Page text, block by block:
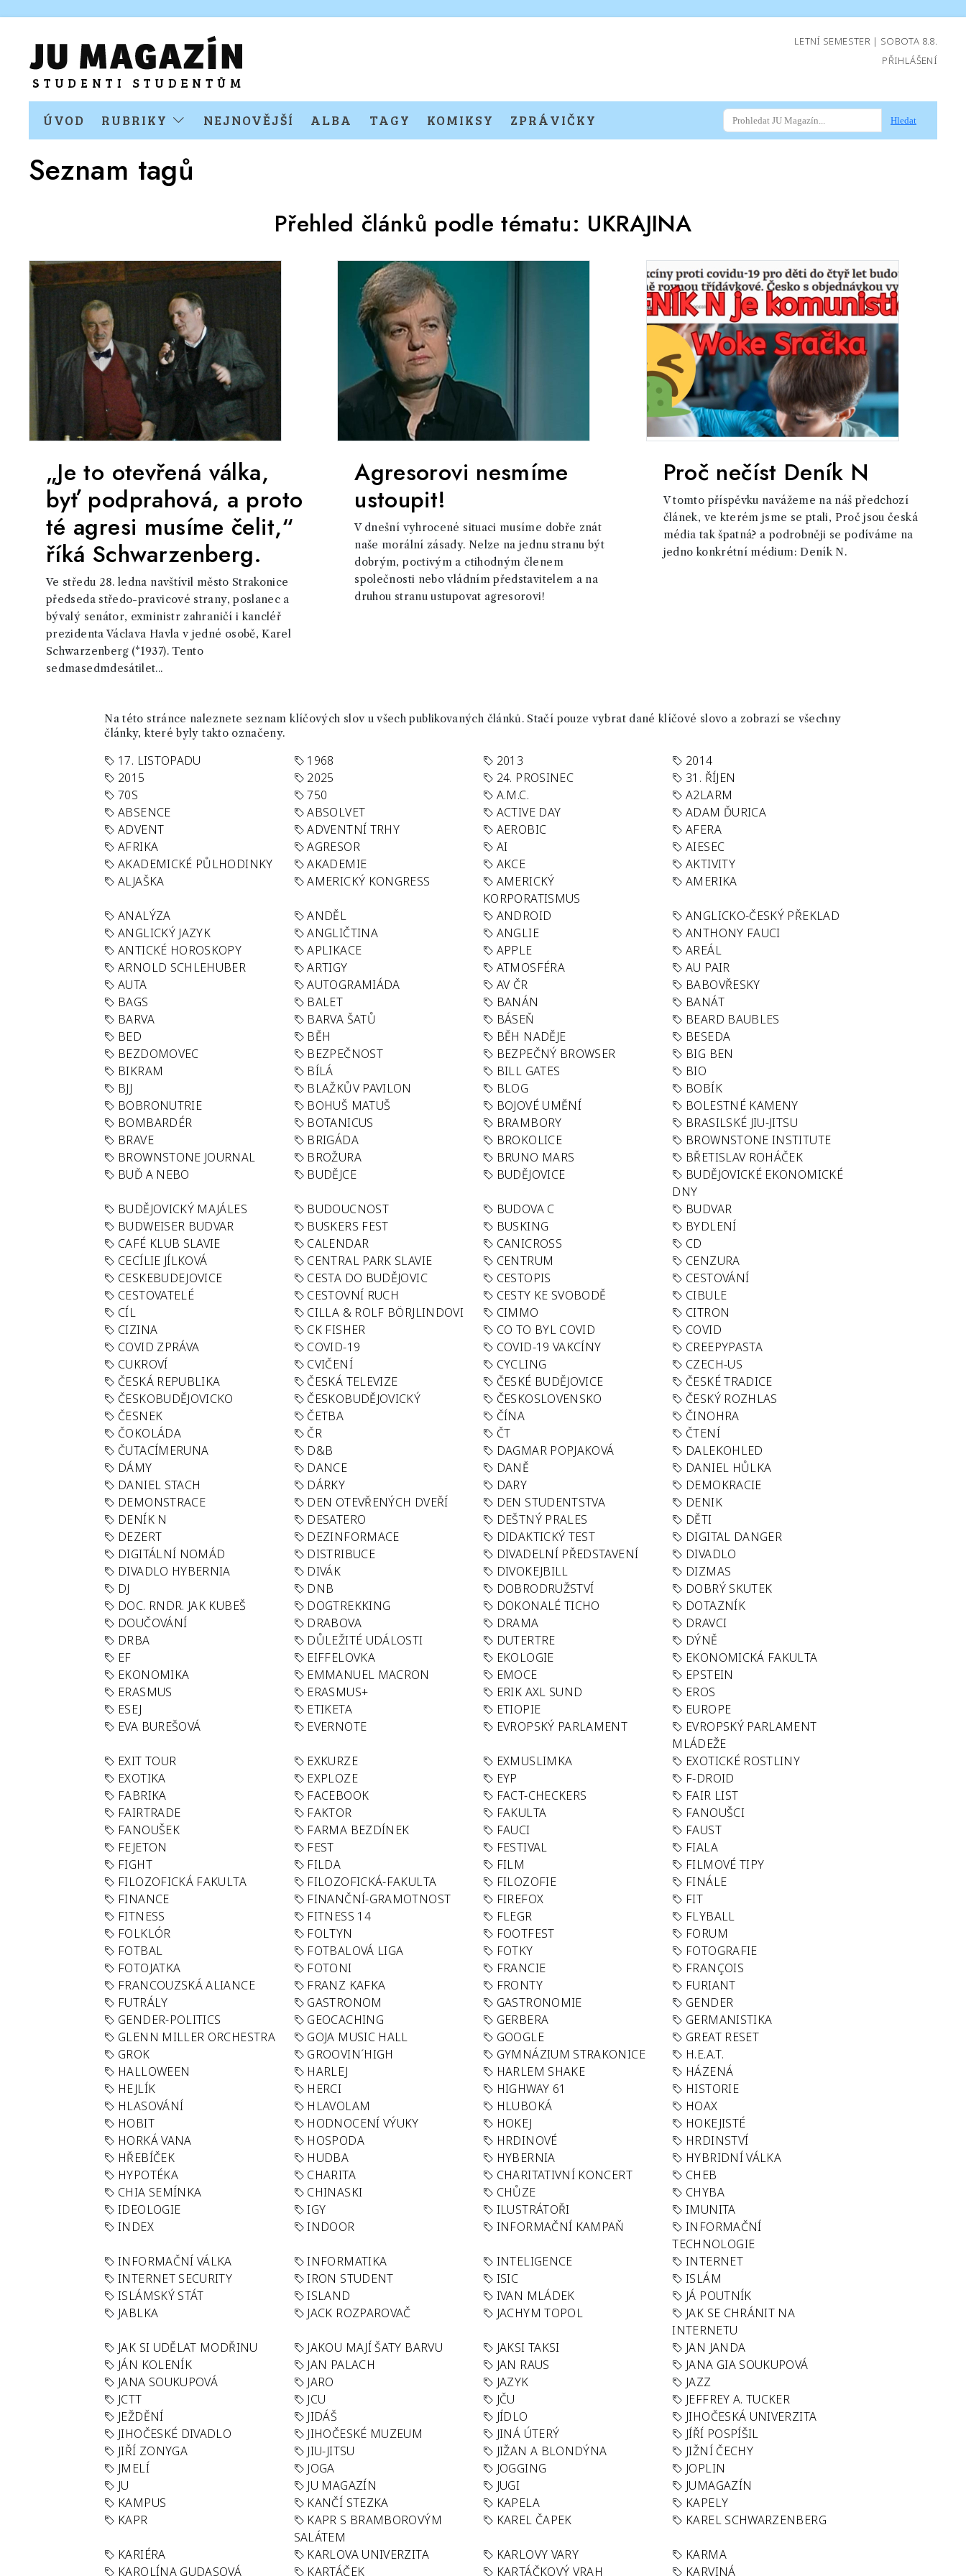
LETNÍ SEMESTER | SOBOTA 8.8.
PŘIHLÁŠENÍ
ÚVOD RUBRIKY NEJNOVĚJŠÍ ALBA TAGY KOMIKSY ZPRÁVIČKY Hledat
Seznam tagů
Přehled článků podle tématu: UKRAJINA
„Je to otevřená válka,
byť podprahová, a proto
té agresi musíme čelit,“
říká Schwarzenberg.
Ve středu 28. ledna navštívil město Strakonice
předseda středo-pravicové strany, poslanec a
bývalý senátor, exministr zahraničí i kancléř
prezidenta Václava Havla v jedné osobě, Karel
Schwarzenberg (*1937). Tento
sedmasedmdesátilet...
Agresorovi nesmíme
ustoupit!
V dnešní vyhrocené situaci musíme dobře znát
naše morální zásady. Nelze na jednu stranu být
dobrým, poctivým a ctihodným členem
společnosti nebo vládním představitelem a na
druhou stranu ustupovat agresorovi!
Proč nečíst Deník N
V tomto příspěvku navážeme na náš předchozí
článek, ve kterém jsme se ptali, Proč jsou česká
média tak špatná? a podrobněji se podíváme na
jedno konkrétní médium: Deník N.
Na této stránce naleznete seznam klíčových slov u všech publikovaných článků. Stačí pouze vybrat dané klíčové slovo a zobrazí se všechny
články, které byly takto označeny.
17. LISTOPADU 1968 2013
2014
2015
2025 24. PROSINEC
31. ŘÍJEN
70S
750 A.M.C.
A2LARM
ABSENCE
ABSOLVET ACTIVE DAY
ADAM ĎURICA
ADVENT
ADVENTNÍ TRHY AEROBIC
AFERA
AFRIKA
AGRESOR AI
AIESEC
AKADEMICKÉ PŮLHODINKY
AKADEMIE AKCE
AKTIVITY
ALJAŠKA
AMERICKÝ KONGRESS
AMERICKÝ
KORPORATISMUS
AMERIKA
ANALÝZA ANDĚL ANDROID
ANGLICKO-ČESKÝ PŘEKLAD
ANGLICKÝ JAZYK
ANGLIČTINA ANGLIE
ANTHONY FAUCI
ANTICKÉ HOROSKOPY
APLIKACE APPLE
AREÁL
ARNOLD SCHLEHUBER
ARTIGY ATMOSFÉRA
AU PAIR
AUTA
AUTOGRAMIÁDA AV ČR
BABOVŘESKY
BAGS
BALET BANÁN
BANÁT
BARVA
BARVA ŠATŮ BÁSEŇ
BEARD BAUBLES
BED
BĚH BĚH NADĚJE
BESEDA
BEZDOMOVEC
BEZPEČNOST BEZPEČNÝ BROWSER
BIG BEN
BIKRAM
BÍLÁ BILL GATES
BIO
BJJ
BLAŽKŮV PAVILON BLOG
BOBÍK
BOBRONUTRIE
BOHUŠ MATUŠ BOJOVÉ UMĚNÍ
BOLESTNÉ KAMENY
BOMBARDÉR
BOTANICUS BRAMBORY
BRASILSKÉ JIU-JITSU
BRAVE
BRIGÁDA BROKOLICE
BROWNSTONE INSTITUTE
BROWNSTONE JOURNAL
BROŽURA BRUNO MARS
BŘETISLAV ROHÁČEK
BUĎ A NEBO
BUDĚJCE BUDĚJOVICE
BUDĚJOVICKÉ EKONOMICKÉ
DNY
BUDĚJOVICKÝ MAJÁLES
BUDOUCNOST BUDOVA C
BUDVAR
BUDWEISER BUDVAR
BUSKERS FEST BUSKING
BYDLENÍ
CAFÉ KLUB SLAVIE
CALENDAR CANICROSS
CD
CECÍLIE JÍLKOVÁ
CENTRAL PARK SLAVIE CENTRUM
CENZURA
CESKEBUDEJOVICE
CESTA DO BUDĚJOVIC CESTOPIS
CESTOVÁNÍ
CESTOVATELÉ
CESTOVNÍ RUCH CESTY KE SVOBODĚ
CIBULE
CÍL
CILLA & ROLF BÖRJLINDOVI CIMMO
CITRON
CIZINA
CK FISHER CO TO BYL COVID
COVID
COVID ZPRÁVA
COVID-19 COVID-19 VAKCÍNY
CREEPYPASTA
CUKROVÍ
CVIČENÍ CYCLING
CZECH-US
ČESKÁ REPUBLIKA
ČESKÁ TELEVIZE ČESKÉ BUDĚJOVICE
ČESKÉ TRADICE
ČESKOBUDĚJOVICKO
ČESKOBUDĚJOVICKÝ ČESKOSLOVENSKO
ČESKÝ ROZHLAS
ČESNEK
ČETBA ČÍNA
ČINOHRA
ČOKOLÁDA
ČR ČT
ČTENÍ
ČUTACÍMERUNA
D&B DAGMAR POPJAKOVÁ
DALEKOHLED
DÁMY
DANCE DANĚ
DANIEL HŮLKA
DANIEL STACH
DÁRKY DARY
DEMOKRACIE
DEMONSTRACE
DEN OTEVŘENÝCH DVEŘÍ DEN STUDENTSTVA
DENIK
DENÍK N
DESATERO DEŠTNÝ PRALES
DĚTI
DEZERT
DEZINFORMACE DIDAKTICKÝ TEST
DIGITAL DANGER
DIGITÁLNÍ NOMÁD
DISTRIBUCE DIVADELNÍ PŘEDSTAVENÍ
DIVADLO
DIVADLO HYBERNIA
DIVÁK DIVOKEJBILL
DIZMAS
DJ
DNB DOBRODRUŽSTVÍ
DOBRÝ SKUTEK
DOC. RNDR. JAK KUBEŠ
DOGTREKKING DOKONALÉ TICHO
DOTAZNÍK
DOUČOVÁNÍ
DRABOVA DRAMA
DRAVCI
DRBA
DŮLEŽITÉ UDÁLOSTI DUTERTRE
DÝNĚ
EF
EIFFELOVKA EKOLOGIE
EKONOMICKÁ FAKULTA
EKONOMIKA
EMMANUEL MACRON EMOCE
EPSTEIN
ERASMUS
ERASMUS+ ERIK AXL SUND
EROS
ESEJ
ETIKETA ETIOPIE
EUROPE
EVA BUREŠOVÁ
EVERNOTE EVROPSKÝ PARLAMENT
EVROPSKÝ PARLAMENT
MLÁDEŽE
EXIT TOUR
EXKURZE EXMUSLIMKA
EXOTICKÉ ROSTLINY
EXOTIKA
EXPLOZE EYP
F-DROID
FABRIKA
FACEBOOK FACT-CHECKERS
FAIR LIST
FAIRTRADE
FAKTOR FAKULTA
FANOUŠCI
FANOUŠEK
FARMA BEZDÍNEK FAUCI
FAUST
FEJETON
FEST FESTIVAL
FIALA
FIGHT
FILDA FILM
FILMOVÉ TIPY
FILOZOFICKÁ FAKULTA
FILOZOFICKÁ-FAKULTA FILOZOFIE
FINÁLE
FINANCE
FINANČNÍ-GRAMOTNOST FIREFOX
FIT
FITNESS
FITNESS 14 FLEGR
FLYBALL
FOLKLÓR
FOLTYN FOOTFEST
FORUM
FOTBAL
FOTBALOVÁ LIGA FOTKY
FOTOGRAFIE
FOTOJATKA
FOTONI FRANCIE
FRANÇOIS
FRANCOUZSKÁ ALIANCE
FRANZ KAFKA FRONTY
FURIANT
FUTRÁLY
GASTRONOM GASTRONOMIE
GENDER
GENDER-POLITICS
GEOCACHING GERBERA
GERMANISTIKA
GLENN MILLER ORCHESTRA
GOJA MUSIC HALL GOOGLE
GREAT RESET
GROK
GROOVIN´HIGH GYMNÁZIUM STRAKONICE
H.E.A.T.
HALLOWEEN
HARLEJ HARLEM SHAKE
HÁZENÁ
HEJLÍK
HERCI HIGHWAY 61
HISTORIE
HLASOVÁNÍ
HLAVOLAM HLUBOKÁ
HOAX
HOBIT
HODNOCENÍ VÝUKY HOKEJ
HOKEJISTÉ
HORKÁ VANA
HOSPODA HRDINOVÉ
HRDINSTVÍ
HŘEBÍČEK
HUDBA HYBERNIA
HYBRIDNÍ VÁLKA
HYPOTÉKA
CHARITA CHARITATIVNÍ KONCERT
CHEB
CHIA SEMÍNKA
CHINASKI CHŮZE
CHYBA
IDEOLOGIE
IGY ILUSTRÁTOŘI
IMUNITA
INDEX
INDOOR INFORMAČNÍ KAMPAŇ
INFORMAČNÍ
TECHNOLOGIE
INFORMAČNÍ VÁLKA
INFORMATIKA INTELIGENCE
INTERNET
INTERNET SECURITY
IRON STUDENT ISIC
ISLÁM
ISLÁMSKÝ STÁT
ISLAND IVAN MLÁDEK
JÁ POUTNÍK
JABLKA
JACK ROZPAROVAČ JACHYM TOPOL
JAK SE CHRÁNIT NA
INTERNETU
JAK SI UDĚLAT MODŘINU
JAKOU MAJÍ ŠATY BARVU JAKSI TAKSI
JAN JANDA
JÁN KOLENÍK
JAN PALACH JAN RAUS
JANA GIA SOUKUPOVÁ
JANA SOUKUPOVÁ
JARO JAZYK
JAZZ
JCTT
JCU JČU
JEFFREY A. TUCKER
JEŽDĚNÍ
JIDÁŠ JÍDLO
JIHOČESKÁ UNIVERZITA
JIHOČESKÉ DIVADLO
JIHOČESKÉ MUZEUM JINÁ ÚTERÝ
JÍŘÍ POSPÍŠIL
JIŘÍ ZONYGA
JIU-JITSU JIŽAN A BLONDÝNA
JIŽNÍ ČECHY
JMELÍ
JOGA JOGGING
JOPLIN
JU
JU MAGAZÍN JUGI
JUMAGAZÍN
KAMPUS
KANČÍ STEZKA KAPELA
KAPELY
KAPR
KAPR S BRAMBOROVÝM
SALÁTEM
KAREL ČAPEK KAREL SCHWARZENBERG
KARIÉRA KARLOVA UNIVERZITA KARLOVY VARY
KARMA
KAROLÍNA GUDASOVÁ
KARTÁČEK KARTÁČKOVÝ VRAH KARVINÁ